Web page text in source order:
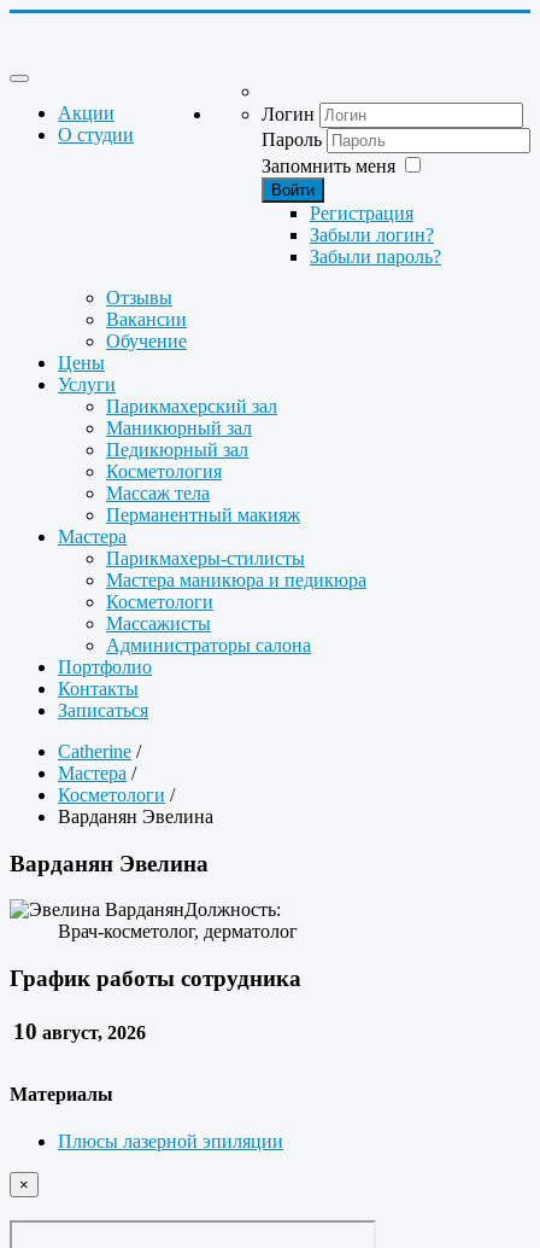
Логин
Пароль
Запомнить меня
Войти
Регистрация
Забыли логин?
Забыли пароль?
Акции
О студии
Отзывы
Вакансии
Обучение
Цены
Услуги
Парикмахерский зал
Маникюрный зал
Педикюрный зал
Косметология
Массаж тела
Перманентный макияж
Мастера
Парикмахеры-стилисты
Мастера маникюра и педикюра
Косметологи
Массажисты
Администраторы салона
Портфолио
Контакты
Записаться
Catherine /
Мастера /
Косметологи /
Варданян Эвелина
Варданян Эвелина
Должность:
Врач-косметолог, дерматолог
График работы сотрудника
10 август, 2026
Материалы
Плюсы лазерной эпиляции
×